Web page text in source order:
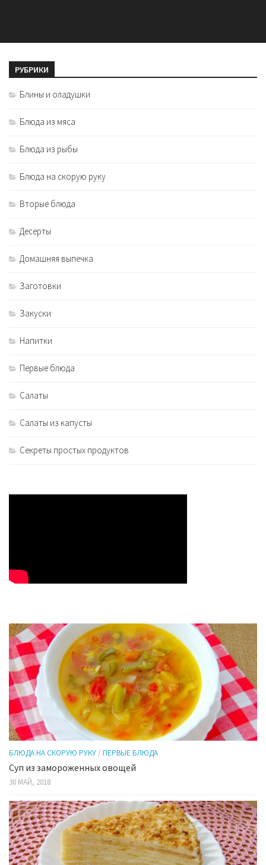
РУБРИКИ
Блины и оладушки
Блюда из мяса
Блюда из рыбы
Блюда на скорую руку
Вторые блюда
Десерты
Домашняя выпечка
Заготовки
Закуски
Напитки
Первые блюда
Салаты
Салаты из капусты
Секреты простых продуктов
БЛЮДА НА СКОРУЮ РУКУ / ПЕРВЫЕ БЛЮДА
Суп из замороженных овощей
30 МАЙ, 2018